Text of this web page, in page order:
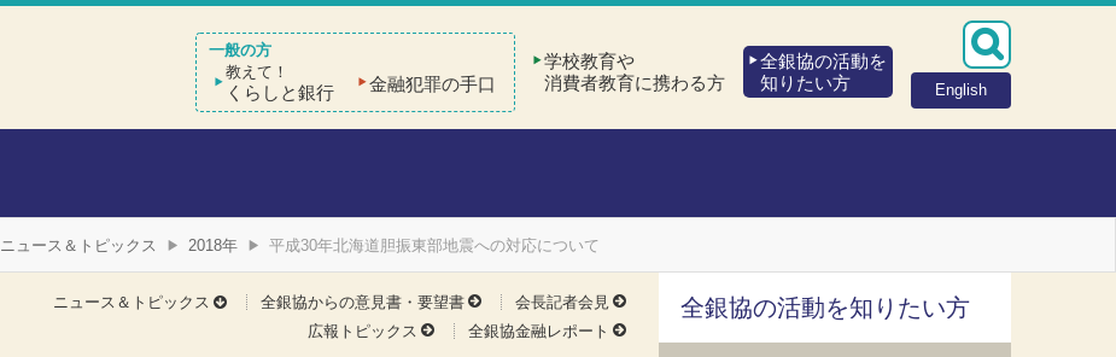
English
教えて！
くらしと銀行 金融犯罪の手口
学校教育や
消費者教育に携わる方
全銀協の活動を
知りたい方
ニュース＆トピックス 2018年 平成30年北海道胆振東部地震への対応について
ニュース＆トピックス 全銀協からの意見書・要望書
会長記者会見
広報トピックス
全銀協金融レポート
全銀協の活動を知りたい方